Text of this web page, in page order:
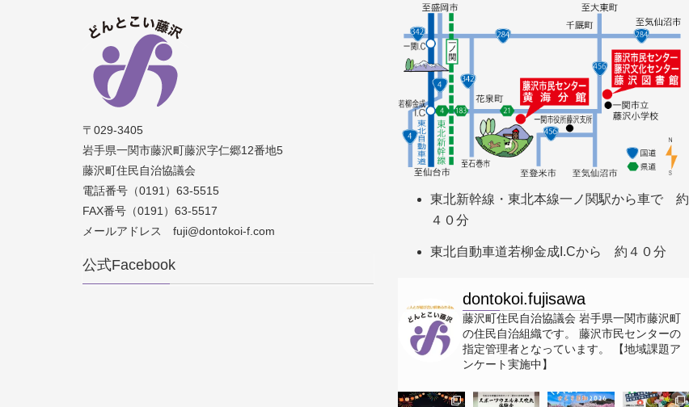
〒029-3405
岩手県一関市藤沢町藤沢字仁郷12番地5
藤沢町住民自治協議会
電話番号（0191）63-5515
FAX番号（0191）63-5517
メールアドレス fuji@dontokoi-f.com
公式Facebook
東北新幹線・東北本線一ノ関駅から車で 約
４０分
東北自動車道若柳金成I.Cから 約４０分
dontokoi.fujisawa
藤沢町住民自治協議会 岩手県一関市藤沢町
の住民自治組織です。
藤沢市民センターの
指定管理者となっています。
【地域課題ア
ンケート実施中】